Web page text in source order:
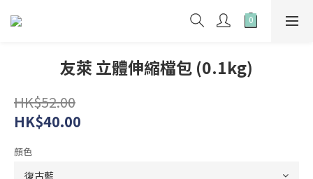
友萊 立體伸縮檔包 (0.1kg)
HK$52.00
HK$40.00
顏色